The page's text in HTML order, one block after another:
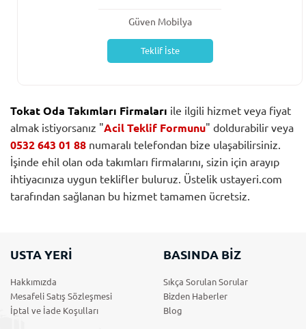
Güven Mobilya
Teklif İste
Tokat Oda Takımları Firmaları ile ilgili hizmet veya fiyat
almak istiyorsanız "Acil Teklif Formunu" doldurabilir veya
0532 643 01 88 numaralı telefondan bize ulaşabilirsiniz.
İşinde ehil olan oda takımları firmalarını, sizin için arayıp
ihtiyacınıza uygun teklifler buluruz. Üstelik ustayeri.com
tarafından sağlanan bu hizmet tamamen ücretsiz.
USTA YERİ
Hakkımızda
Mesafeli Satış Sözleşmesi
İptal ve İade Koşulları
BASINDA BİZ
Sıkça Sorulan Sorular
Bizden Haberler
Blog